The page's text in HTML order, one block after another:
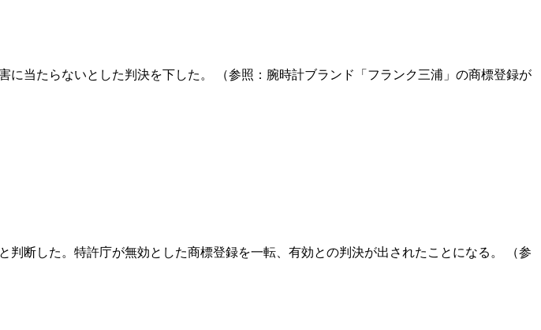
当たらないとした判決を下した。 （参照：腕時計ブランド「フランク三浦」の商標登録が
断した。特許庁が無効とした商標登録を一転、有効との判決が出されたことになる。 （参